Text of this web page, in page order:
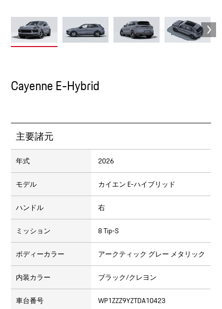
Cayenne E-Hybrid
主要諸元
年式 2026
モデル カイエン E-ハイブリッド
ハンドル 右
ミッション 8 Tip-S
ボディーカラー アークティック グレー メタリック
内装カラー ブラック/クレヨン
車台番号 WP1ZZZ9YZTDA10423